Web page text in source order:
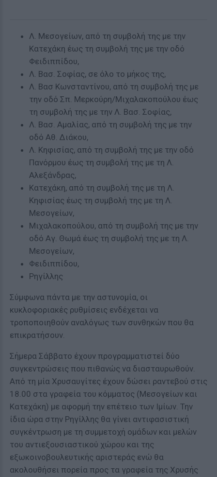
Λ. Μεσογείων, από τη συμβολή της με την
Κατεχάκη έως τη συμβολή της με την οδό
Φειδιππίδου,
Λ. Βασ. Σοφίας, σε όλο το μήκος της,
Λ. Βασ Κωνσταντίνου, από τη συμβολή της με
την οδό Σπ. Μερκούρη/Μιχαλακοπούλου έως
τη συμβολή της με την Λ. Βασ. Σοφίας,
Λ. Βασ. Αμαλίας, από τη συμβολή της με την
οδό Αθ. Διάκου,
Λ. Κηφισίας, από τη συμβολή της με την οδό
Πανόρμου έως τη συμβολή της με τη Λ.
Αλεξάνδρας,
Κατεχάκη, από τη συμβολή της με τη Λ.
Κηφισίας έως τη συμβολή της με τη Λ.
Μεσογείων,
Μιχαλακοπούλου, από τη συμβολή της με την
οδό Αγ. Θωμά έως τη συμβολή της με τη Λ.
Μεσογείων,
Φειδιππίδου,
Ρηγίλλης
Σύμφωνα πάντα με την αστυνομία, οι
κυκλοφοριακές ρυθμίσεις ενδέχεται να
τροποποιηθούν αναλόγως των συνθηκών που θα
επικρατήσουν.
Σήμερα Σάββατο έχουν προγραμματιστεί δύο
συγκεντρώσεις που πιθανώς να διασταυρωθούν.
Από τη μία Χρυσαυγίτες έχουν δώσει ραντεβού στις
18.00 στα γραφεία του κόμματος (Μεσογείων και
Κατεχάκη) με αφορμή την επέτειο των Ιμίων. Την
ίδια ώρα στην Ρηγίλλης θα γίνει αντιφασιστική
συγκέντρωση με τη συμμετοχή ομάδων και μελών
του αντιεξουσιαστικού χώρου και της
εξωκοινοβουλευτικής αριστεράς ενώ θα
ακολουθήσει πορεία προς τα γραφεία της Χρυσής